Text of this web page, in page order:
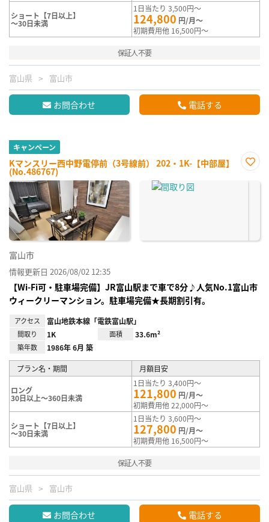
ショート【7日以上】
～30日未満
1日当たり 3,500円～
124,800 円/月～
初期費用他 16,500円～
保証人不要
富山県 富山市
お問合わせ 電話する
キャンペーン
Kマンスリー西中野電停前（3号線前） 202・1K-【中部屋】
(No.486767)
に入
富山市
情報更新日 2026/08/02 12:35
【Wi-Fi可・駐車場完備】JR富山駅まで車で8分♪人気No.1富山市
ウィークリーマンション。駐車場完備★長期割引有。
アクセス 富山地鉄本線「電鉄富山駅」
間取り 1K 面積 33.6m²
築年数 1986年 6月 築
プラン名・期間 月額目安
ロング
30日以上～360日未満
1日当たり 3,400円～
121,800 円/月～
初期費用他 22,000円～
ショート【7日以上】
～30日未満
1日当たり 3,600円～
127,800 円/月～
初期費用他 16,500円～
保証人不要
富山県 富山市
お問合わせ 電話する